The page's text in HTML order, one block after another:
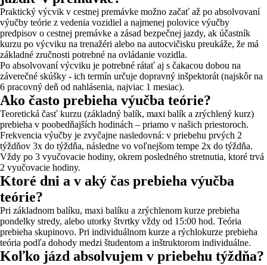
Praktický výcvik v cestnej premávke možno začať až po absolvovaní
výučby teórie z vedenia vozidiel a najmenej polovice výučby
predpisov o cestnej premávke a zásad bezpečnej jazdy, ak účastník
kurzu po výcviku na trenažéri alebo na autocvičisku preukáže, že má
základné zručnosti potrebné na ovládanie vozidla.
Po absolvovaní výcviku je potrebné rátať aj s čakacou dobou na
záverečné skúšky - ich termín určuje dopravný inšpektorát (najskôr na
6 pracovný deň od nahlásenia, najviac 1 mesiac).
Ako často prebieha výučba teórie?
Teoretická časť kurzu (základný balík, maxi balík a zrýchlený kurz)
prebieha v poobedňajších hodinách – priamo v našich priestoroch.
Frekvencia výučby je zvyčajne nasledovná: v priebehu prvých 2
týždňov 3x do týždňa, následne vo voľnejšom tempe 2x do týždňa.
Vždy po 3 vyučovacie hodiny, okrem posledného stretnutia, ktoré trvá
2 vyučovacie hodiny.
Ktoré dni a v aký čas prebieha výučba
teórie?
Pri základnom balíku, maxi balíku a zrýchlenom kurze prebieha
pondelky stredy, alebo utorky štvrtky vždy od 15:00 hod. Teória
prebieha skupinovo. Pri individuálnom kurze a rýchlokurze prebieha
teória podľa dohody medzi študentom a inštruktorom individuálne.
Koľko jázd absolvujem v priebehu týždňa?